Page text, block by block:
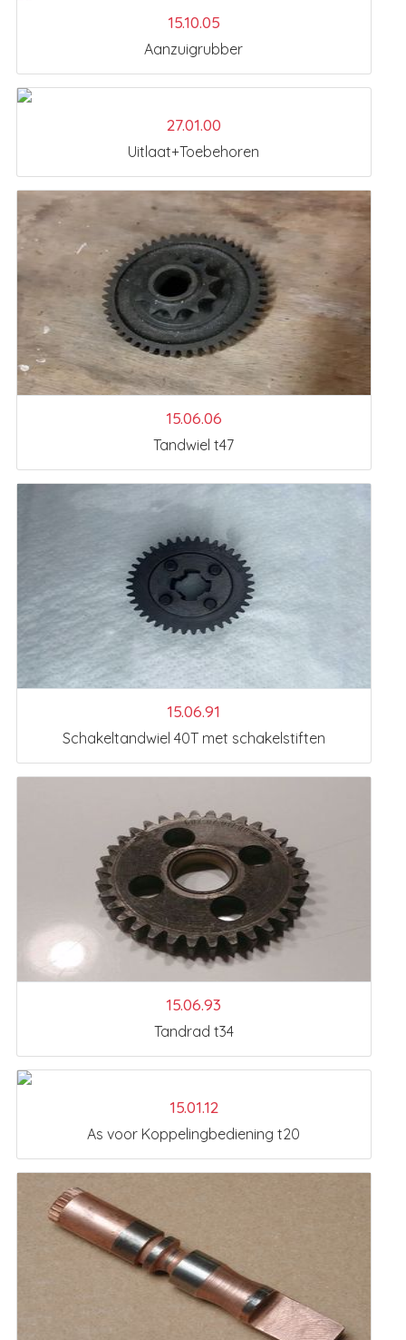
15.10.05
Aanzuigrubber
27.01.00
Uitlaat+Toebehoren
15.06.06
Tandwiel t47
15.06.91
Schakeltandwiel 40T met schakelstiften
15.06.93
Tandrad t34
15.01.12
As voor Koppelingbediening t20